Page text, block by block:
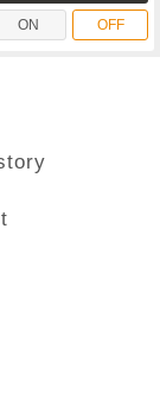
ON OFF